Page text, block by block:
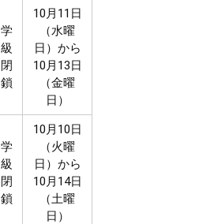
学
級
閉
鎖
10月11日
（水曜
日）から
10月13日
（金曜
日）
学
級
閉
鎖
10月10日
（火曜
日）から
10月14日
（土曜
日）